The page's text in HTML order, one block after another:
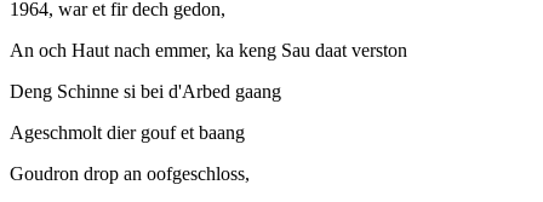
1964, war et fir dech gedon,
An och Haut nach emmer, ka keng Sau daat verston
Deng Schinne si bei d'Arbed gaang
Ageschmolt dier gouf et baang
Goudron drop an oofgeschloss,